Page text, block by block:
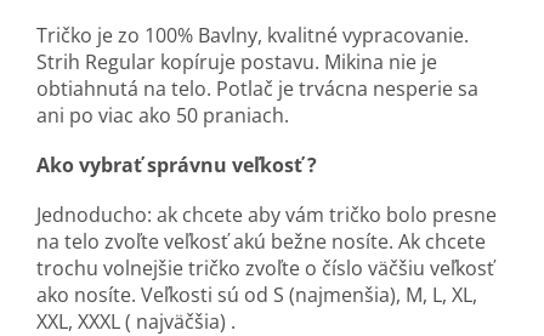
Tričko je zo 100% Bavlny, kvalitné vypracovanie.
Strih Regular kopíruje postavu. Mikina nie je
obtiahnutá na telo. Potlač je trvácna nesperie sa
ani po viac ako 50 praniach.
Ako vybrať správnu veľkosť ?
Jednoducho: ak chcete aby vám tričko bolo presne
na telo zvoľte veľkosť akú bežne nosíte. Ak chcete
trochu volnejšie tričko zvoľte o číslo väčšiu veľkosť
ako nosíte. Veľkosti sú od S (najmenšia), M, L, XL,
XXL, XXXL ( najväčšia) .